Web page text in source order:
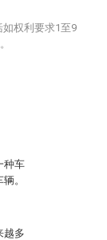
种车
。
越多
权利要求1至9